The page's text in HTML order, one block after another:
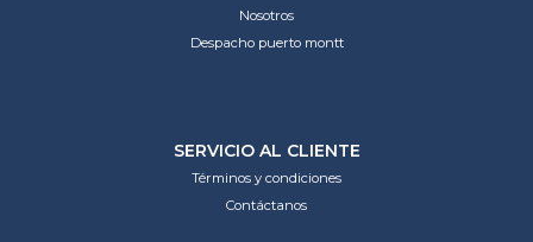
Nosotros
Despacho puerto montt
SERVICIO AL CLIENTE
Términos y condiciones
Contáctanos